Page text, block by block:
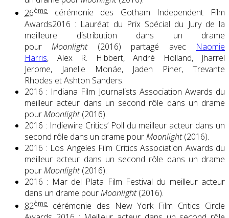
26ème
cérémonie des Gotham Independent Film
Awards2016 : Lauréat du Prix Spécial du Jury de la
meilleure distribution dans un drame
pourMoonlight(2016) partagé avec Naomie
Harris, Alex R. Hibbert, André Holland, Jharrel
Jerome, Janelle Monáe, Jaden Piner, Trevante
Rhodes et Ashton Sanders.
2016 : Indiana Film Journalists Association Awards du
meilleur acteur dans un second rôle dans un drame
pourMoonlight(2016).
2016 : Indiewire Critics’ Poll du meilleur acteur dans un
second rôle dans un drame pourMoonlight(2016).
2016 : Los Angeles Film Critics Association Awards du
meilleur acteur dans un second rôle dans un drame
pourMoonlight(2016).
2016 : Mar del Plata Film Festival du meilleur acteur
dans un drame pourMoonlight(2016).
82ème
cérémonie des New York Film Critics Circle